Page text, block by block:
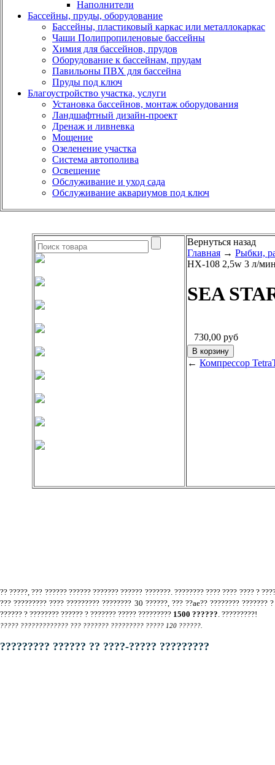
Наполнители
Бассейны, пруды, оборудование
Бассейны, пластиковый каркас или металлокаркас
Чаши Полипропиленовые бассейны
Химия для бассейнов, прудов
Оборудование к бассейнам, прудам
Павильоны ПВХ для бассейна
Пруды под ключ
Благоустройство участка, услуги
Установка бассейнов, монтаж оборудования
Ландшафтный дизайн-проект
Дренаж и ливневка
Мощение
Озеленение участка
Система автополива
Освещение
Обслуживание и уход сада
Обслуживание аквариумов под ключ
Вернуться назад
Главная → Рыбки,
HX-108 2,5w 3 л/
SEA
730,00 руб
← Компрессор
?? ?????, ??? ?????? ?????? ??????? ?????? ???????. ???????? ???? ???? ???? ?
??? ????????? ???? ????????? ???????? 30 ??????, ??? ??ae?? ???????? ???????
?????? ? ???????? ?????? ? ??????? ????? ????????? 1500 ??????. ?????????!
????? ????????????? ??? ??????? ????????? ????? 120 ??????.
????????? ?????? ?? ????-????? ?????????